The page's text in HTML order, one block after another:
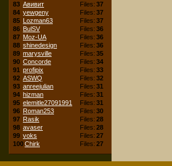
83 Авивит Files: 37
84 yewgeny Files: 37
85 Lozman63 Files: 37
86 BulSV Files: 36
87 Moz-UA Files: 36
88 shinedesign Files: 36
89 marysville Files: 35
90 Concorde Files: 34
91 profipix Files: 33
92 ASWQ Files: 32
93 anreejulian Files: 31
94 hizman Files: 31
95 elemitle27091991 Files: 31
96 Roman253 Files: 30
97 Rasik Files: 28
98 avaser Files: 28
99 voks Files: 27
100Chirk Files: 27